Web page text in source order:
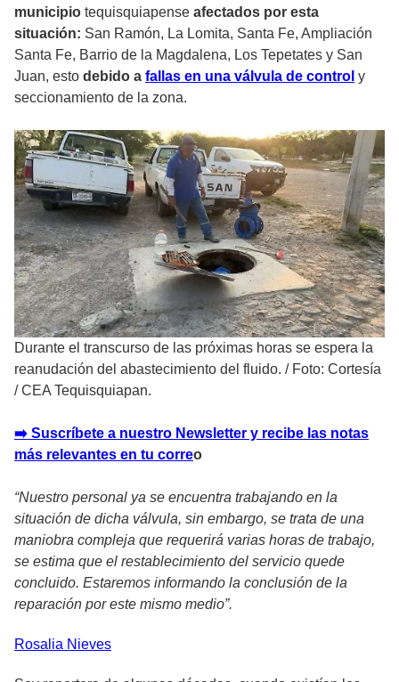
municipio tequisquiapense afectados por esta
situación: San Ramón, La Lomita, Santa Fe, Ampliación
Santa Fe, Barrio de la Magdalena, Los Tepetates y San
Juan, esto debido a fallas en una válvula de control y
seccionamiento de la zona.
Durante el transcurso de las próximas horas se espera la
reanudación del abastecimiento del fluido. / Foto: Cortesía
/ CEA Tequisquiapan.
➡️ Suscríbete a nuestro Newsletter y recibe las notas
más relevantes en tu correo
“Nuestro personal ya se encuentra trabajando en la
situación de dicha válvula, sin embargo, se trata de una
maniobra compleja que requerirá varias horas de trabajo,
se estima que el restablecimiento del servicio quede
concluido. Estaremos informando la conclusión de la
reparación por este mismo medio”.
Rosalia Nieves